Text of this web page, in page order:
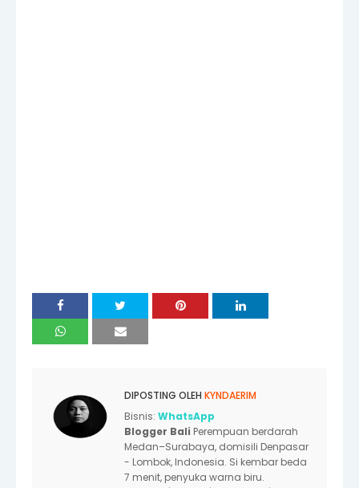
DIPOSTING OLEH KYNDAERIM
Bisnis: WhatsApp
Blogger Bali Perempuan berdarah
Medan–Surabaya, domisili Denpasar
- Lombok, Indonesia. Si kembar beda
7 menit, penyuka warna biru.